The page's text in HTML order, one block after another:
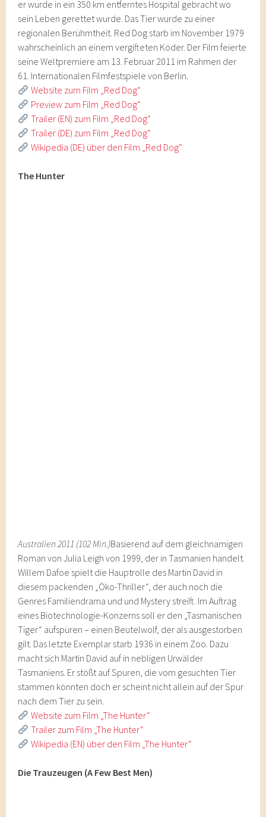
er wurde in ein 350 km entferntes Hospital gebracht wo
sein Leben gerettet wurde. Das Tier wurde zu einer
regionalen Berühmtheit. Red Dog starb im November 1979
wahrscheinlich an einem vergifteten Köder. Der Film feierte
seine Weltpremiere am 13. Februar 2011 im Rahmen der
61. Internationalen Filmfestspiele von Berlin.
Website zum Film „Red Dog“
Preview zum Film „Red Dog“
Trailer (EN) zum Film „Red Dog“
Trailer (DE) zum Film „Red Dog“
Wikipedia (DE) über den Film „Red Dog“
The Hunter
Australien 2011 (102 Min.)Basierend auf dem gleichnamigen
Roman von Julia Leigh von 1999, der in Tasmanien handelt.
Willem Dafoe spielt die Hauptrolle des Martin David in
diesem packenden „Öko-Thriller“, der auch noch die
Genres Familiendrama und und Mystery streift. Im Auftrag
eines Biotechnologie-Konzerns soll er den „Tasmanischen
Tiger“ aufspüren – einen Beutelwolf, der als ausgestorben
gilt. Das letzte Exemplar starb 1936 in einem Zoo. Dazu
macht sich Martin David auf in nebligen Urwälder
Tasmaniens. Er stößt auf Spuren, die vom gesuchten Tier
stammen könnten doch er scheint nicht allein auf der Spur
nach dem Tier zu sein.
Website zum Film „The Hunter“
Trailer zum Film „The Hunter“
Wikipedia (EN) über den Film „The Hunter“
Die Trauzeugen (A Few Best Men)